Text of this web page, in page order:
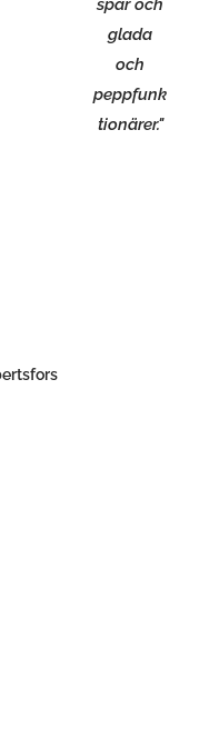
spår och
glada
och
peppfunk
tionärer."